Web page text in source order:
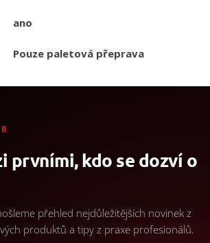
ano
Pouze paletová přeprava
prvními, kdo se dozví o
přehled nejdůležitějších novinek z
produktů a tipy z praxe profesionálů.